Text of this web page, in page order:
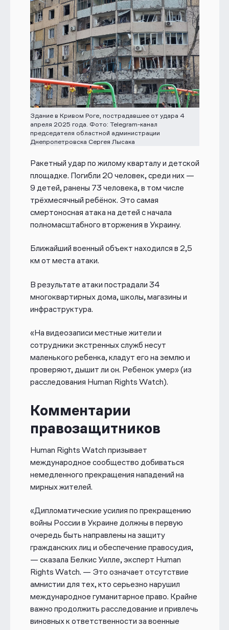
Здание в Кривом Роге, пострадавшее от удара 4
апреля 2025 года. Фото: Telegram-канал
председателя областной администрации
Днепропетровска Сергея Лысака
Ракетный удар по жилому кварталу и детской
площадке. Погибли 20 человек, среди них —
9 детей, ранены 73 человека, в том числе
трёхмесячный ребёнок. Это самая
смертоносная атака на детей с начала
полномасштабного вторжения в Украину.
Ближайший военный объект находился в 2,5
км от места атаки.
В результате атаки пострадали 34
многоквартирных дома, школы, магазины и
инфраструктура.
«На видеозаписи местные жители и
сотрудники экстренных служб несут
маленького ребенка, кладут его на землю и
проверяют, дышит ли он. Ребенок умер» (из
расследования Human Rights Watch).
Комментарии
правозащитников
Human Rights Watch призывает
международное сообщество добиваться
немедленного прекращения нападений на
мирных жителей.
«Дипломатические усилия по прекращению
войны России в Украине должны в первую
очередь быть направлены на защиту
гражданских лиц и обеспечение правосудия,
— сказала Белкис Уилле, эксперт Human
Rights Watch. — Это означает отсутствие
амнистии для тех, кто серьезно нарушил
международное гуманитарное право. Крайне
важно продолжить расследование и привлечь
виновных к ответственности за военные